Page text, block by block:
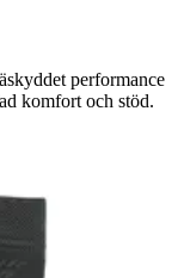
performance
komfort och stöd.